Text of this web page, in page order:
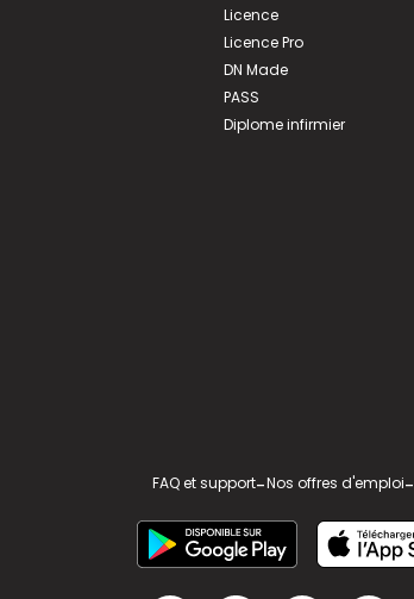
Licence
Licence Pro
DN Made
PASS
Diplome infirmier
FAQ et support-Nos offres d'emploi-